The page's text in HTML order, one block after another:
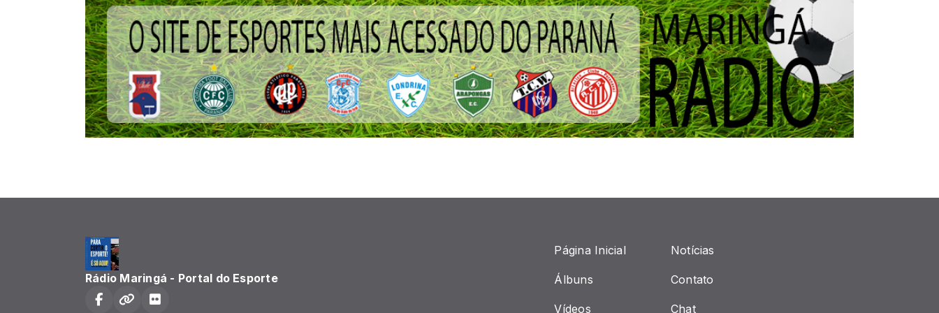
Rádio Maringá - Portal do Esporte
Página Inicial
Álbuns
Vídeos
Notícias
Contato
Chat